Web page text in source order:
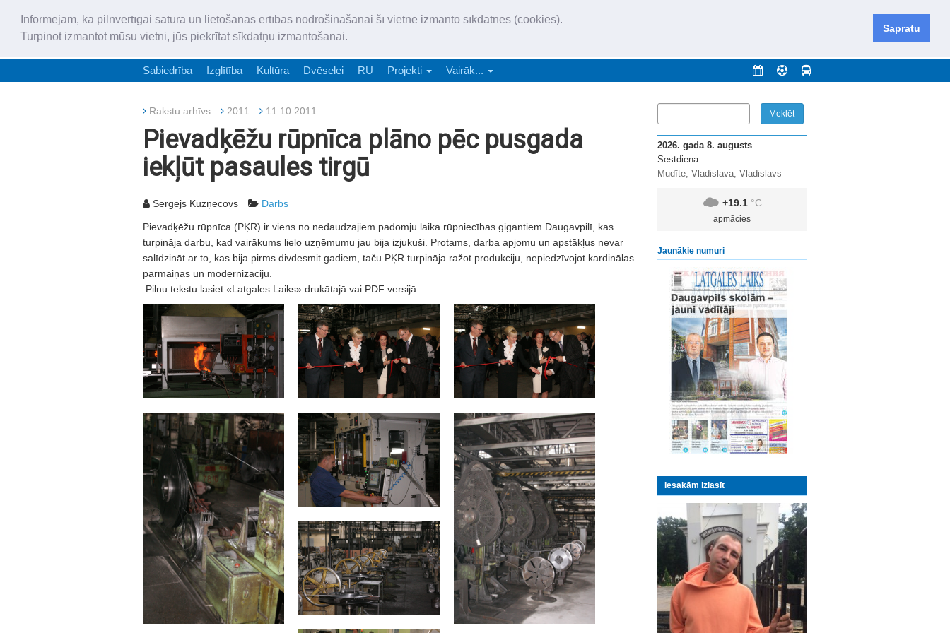
Informējam, ka pilnvērtīgai satura un lietošanas ērtības nodrošināšanai šī vietne izmanto sīkdatnes (cookies).
Turpinot izmantot mūsu vietni, jūs piekrītat sīkdatņu izmantošanai.
Sapratu
„Latgales Laiks” latviešu valodā aptver Daugavpils valstspilsētu, Augšdaugavas novadu un apkārtējos novadus un pilsētas.
Sabiedrība Izglītība Kultūra Dvēselei RU Projekti Vairāk...
Rakstu arhīvs 2011 11.10.2011
Pievadķēžu rūpnīca plāno pēc pusgada
iekļūt pasaules tirgū
Sergejs Kuzņecovs Darbs
Pievadķēžu rūpnīca (PĶR) ir viens no nedaudzajiem padomju laika rūpniecības gigantiem Daugavpilī, kas
turpināja darbu, kad vairākums lielo uzņēmumu jau bija izjukuši. Protams, darba apjomu un apstākļus nevar
salīdzināt ar to, kas bija pirms divdesmit gadiem, taču PĶR turpināja ražot produkciju, nepiedzīvojot kardinālas
pārmaiņas un modernizāciju.
Pilnu tekstu lasiet «Latgales Laiks» drukātajā vai PDF versijā.
2026. gada 8. augusts
Sestdiena
Mudīte, Vladislava, Vladislavs
+19.1 °C
apmācies
Jaunākie numuri
Iesakām izlasīt